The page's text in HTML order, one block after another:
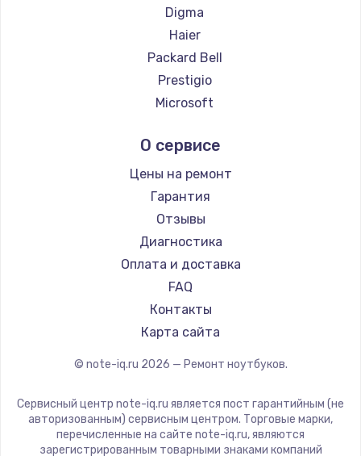
Ремонт ноутбуков ZTE
Ремонт ноутбуков Hiper
Ремонт ноутбуков Evga
Ремонт ноутбуков Google
Ремонт ноутбуков Echips
Ремонт ноутбуков Predator
Ремонт ноутбуков iru
Ремонт ноутбуков Machenike
Ремонт ноутбуков DEXP
Ремонт ноутбуков Teclast
Ремонт ноутбуков CHUWI
Ремонт ноутбуков Colorful
Digma
Haier
Packard Bell
Prestigio
Microsoft
Aquarius
Gigabyte
Aorus
Maibenben
Getac
Epson
Philips
LG
Panasonic
ZTE
Hiper
О сервисе
Цены на ремонт
Гарантия
Отзывы
Диагностика
Оплата и доставка
FAQ
Контакты
Карта сайта
© note-iq.ru 2026 — Ремонт ноутбуков.
Сервисный центр note-iq.ru является пост гарантийным (не
авторизованным) сервисным центром. Торговые марки,
перечисленные на сайте note-iq.ru, являются
зарегистрированным товарными знаками компаний